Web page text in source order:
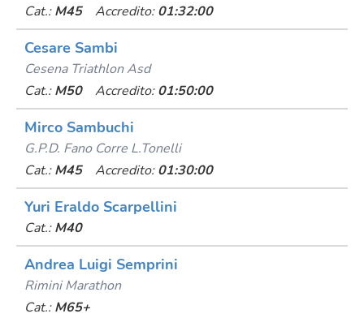
Cat.: M45 Accredito: 01:32:00
Cesare Sambi
Cesena Triathlon Asd
Cat.: M50 Accredito: 01:50:00
Mirco Sambuchi
G.p.d. Fano Corre L.tonelli
Cat.: M45 Accredito: 01:30:00
Yuri Eraldo Scarpellini
Cat.: M40
Andrea Luigi Semprini
Rimini Marathon
Cat.: M65+